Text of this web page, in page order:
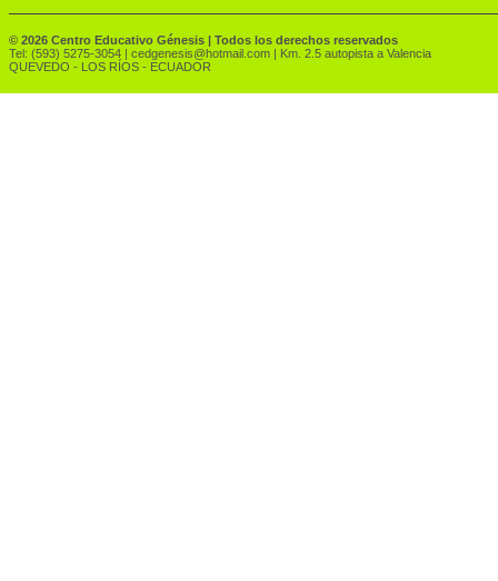
© 2026 Centro Educativo Génesis | Todos los derechos reservados
Tel: (593) 5275-3054 | cedgenesis@hotmail.com | Km. 2.5 autopista a Valencia
QUEVEDO - LOS RÍOS - ECUADOR